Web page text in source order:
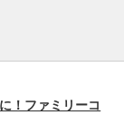
！ファミリーコ